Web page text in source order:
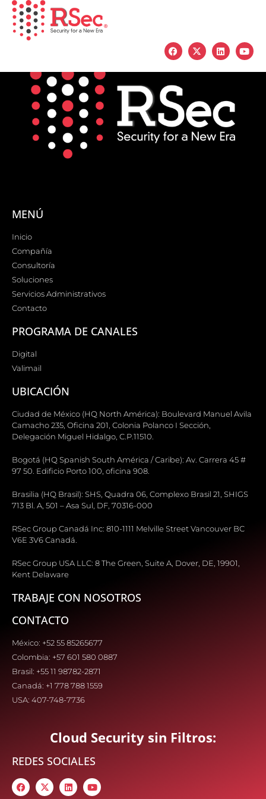
MENÚ
Inicio
Compañía
Consultoría
Soluciones
Servicios Administrativos
Contacto
PROGRAMA DE CANALES
Digital
Valimail
UBICACIÓN
Ciudad de México (HQ North América): Boulevard Manuel Avila
Camacho 235, Oficina 201, Colonia Polanco I Sección,
Delegación Miguel Hidalgo, C.P.11510.
Bogotá (HQ Spanish South América / Caribe): Av. Carrera 45 #
97 50. Edificio Porto 100, oficina 908.
Brasilia (HQ Brasil): SHS, Quadra 06, Complexo Brasil 21, SHIGS
713 Bl. A, 501 – Asa Sul, DF, 70316-000
RSec Group Canadá Inc: 810-1111 Melville Street Vancouver BC
V6E 3V6 Canadá.
RSec Group USA LLC: 8 The Green, Suite A, Dover, DE, 19901,
Kent Delaware
TRABAJE CON NOSOTROS
CONTACTO
México: +52 55 85265677
Colombia: +57 601 580 0887
Brasil: +55 11 98782-2871
Canadá: +1 778 788 1559
USA: 407-748-7736
Cloud Security sin Filtros:
REDES SOCIALES